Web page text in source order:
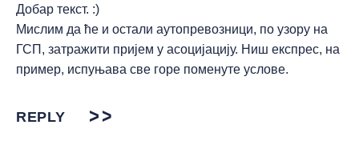
Добар текст. :)
Мислим да ће и остали аутопревозници, по узору на
ГСП, затражити пријем у асоцијацију. Ниш експрес, на
пример, испуњава све горе поменуте услове.
REPLY